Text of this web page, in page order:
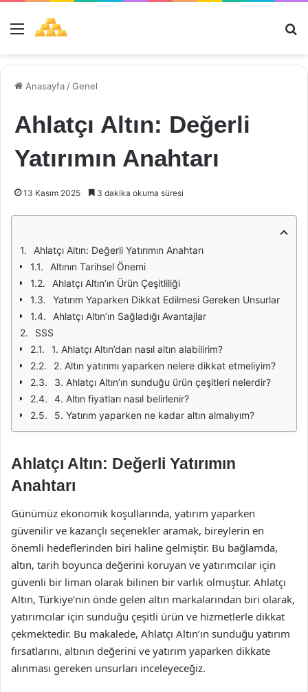
Menü
Anasayfa /Genel
Ahlatçı Altın: Değerli
Yatırımın Anahtarı
13 Kasım 2025 3 dakika okuma süresi
Ahlatçı Altın: Değerli Yatırımın Anahtarı
Altının Tarihsel Önemi
Ahlatçı Altın’ın Ürün Çeşitliliği
Yatırım Yaparken Dikkat Edilmesi Gereken Unsurlar
Ahlatçı Altın’ın Sağladığı Avantajlar
SSS
1. Ahlatçı Altın’dan nasıl altın alabilirim?
2. Altın yatırımı yaparken nelere dikkat etmeliyim?
3. Ahlatçı Altın’ın sunduğu ürün çeşitleri nelerdir?
4. Altın fiyatları nasıl belirlenir?
5. Yatırım yaparken ne kadar altın almalıyım?
Ahlatçı Altın: Değerli Yatırımın
Anahtarı
Günümüz ekonomik koşullarında, yatırım yaparken
güvenilir ve kazançlı seçenekler aramak, bireylerin en
önemli hedeflerinden biri haline gelmiştir. Bu bağlamda,
altın, tarih boyunca değerini koruyan ve yatırımcılar için
güvenli bir liman olarak bilinen bir varlık olmuştur. Ahlatçı
Altın, Türkiye’nin önde gelen altın markalarından biri olarak,
yatırımcılar için sunduğu çeşitli ürün ve hizmetlerle dikkat
çekmektedir. Bu makalede, Ahlatçı Altın’ın sunduğu yatırım
fırsatlarını, altının değerini ve yatırım yaparken dikkate
alınması gereken unsurları inceleyeceğiz.